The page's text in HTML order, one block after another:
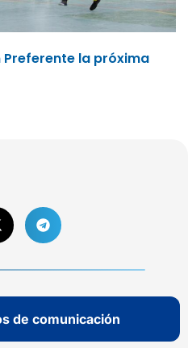
Preferente la próxima
de comunicación